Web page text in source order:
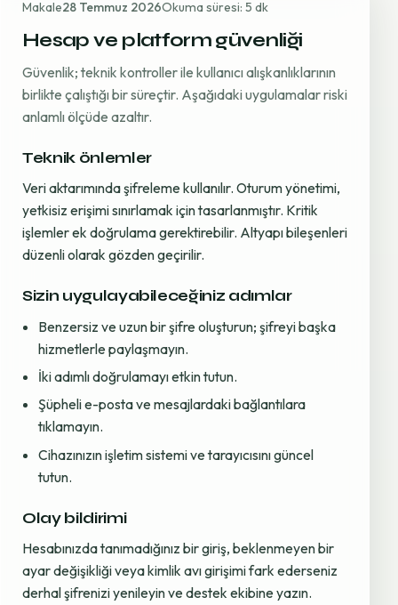
Makale28 Temmuz 2026Okuma süresi: 5 dk
Hesap ve platform güvenliği
Güvenlik; teknik kontroller ile kullanıcı alışkanlıklarının
birlikte çalıştığı bir süreçtir. Aşağıdaki uygulamalar riski
anlamlı ölçüde azaltır.
Teknik önlemler
Veri aktarımında şifreleme kullanılır. Oturum yönetimi,
yetkisiz erişimi sınırlamak için tasarlanmıştır. Kritik
işlemler ek doğrulama gerektirebilir. Altyapı bileşenleri
düzenli olarak gözden geçirilir.
Sizin uygulayabileceğiniz adımlar
Benzersiz ve uzun bir şifre oluşturun; şifreyi başka
hizmetlerle paylaşmayın.
İki adımlı doğrulamayı etkin tutun.
Şüpheli e-posta ve mesajlardaki bağlantılara
tıklamayın.
Cihazınızın işletim sistemi ve tarayıcısını güncel
tutun.
Olay bildirimi
Hesabınızda tanımadığınız bir giriş, beklenmeyen bir
ayar değişikliği veya kimlik avı girişimi fark ederseniz
derhal şifrenizi yenileyin ve destek ekibine yazın.